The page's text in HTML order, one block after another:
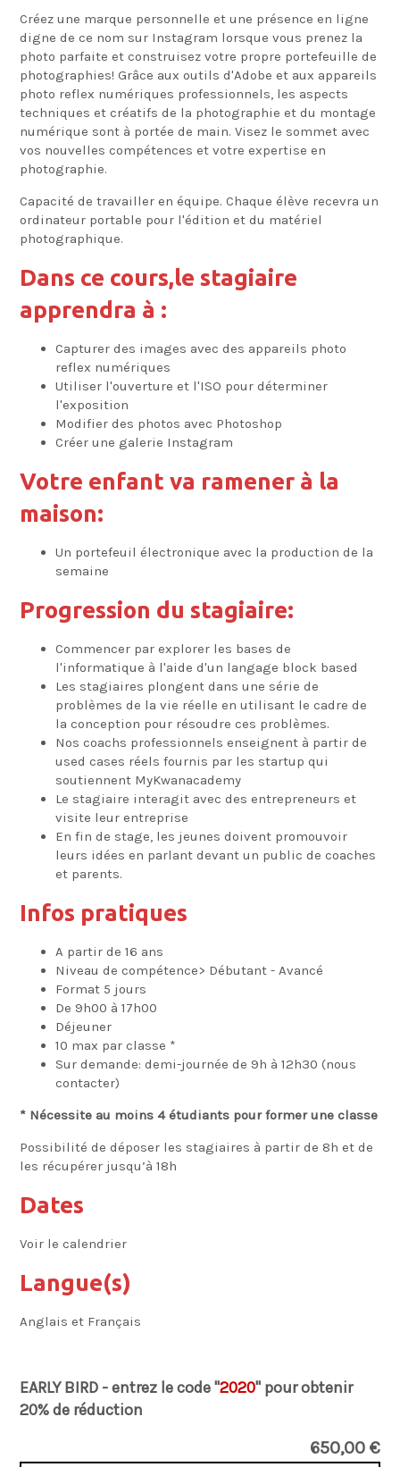
Créez une marque personnelle et une présence en ligne
digne de ce nom sur Instagram lorsque vous prenez la
photo parfaite et construisez votre propre portefeuille de
photographies! Grâce aux outils d'Adobe et aux appareils
photo reflex numériques professionnels, les aspects
techniques et créatifs de la photographie et du montage
numérique sont à portée de main. Visez le sommet avec
vos nouvelles compétences et votre expertise en
photographie.
Capacité de travailler en équipe. Chaque élève recevra un
ordinateur portable pour l'édition et du matériel
photographique.
Dans ce cours,le stagiaire
apprendra à :
Capturer des images avec des appareils photo
reflex numériques
Utiliser l'ouverture et l'ISO pour déterminer
l'exposition
Modifier des photos avec Photoshop
Créer une galerie Instagram
Votre enfant va ramener à la
maison:
Un portefeuil électronique avec la production de la
semaine
Progression du stagiaire:
Commencer par explorer les bases de
l'informatique à l'aide d'un langage block based
Les stagiaires plongent dans une série de
problèmes de la vie réelle en utilisant le cadre de
la conception pour résoudre ces problèmes.
Nos coachs professionnels enseignent à partir de
used cases réels fournis par les startup qui
soutiennent MyKwanacademy
Le stagiaire interagit avec des entrepreneurs et
visite leur entreprise
En fin de stage, les jeunes doivent promouvoir
leurs idées en parlant devant un public de coaches
et parents.
Infos pratiques
A partir de 16 ans
Niveau de compétence> Débutant - Avancé
Format 5 jours
De 9h00 à 17h00
Déjeuner
10 max par classe *
Sur demande: demi-journée de 9h à 12h30 (nous
contacter)
* Nécessite au moins 4 étudiants pour former une classe
Possibilité de déposer les stagiaires à partir de 8h et de
les récupérer jusqu’à 18h
Dates
Voir le calendrier
Langue(s)
Anglais et Français
EARLY BIRD - entrez le code "2020" pour obtenir
20% de réduction
650,00 €